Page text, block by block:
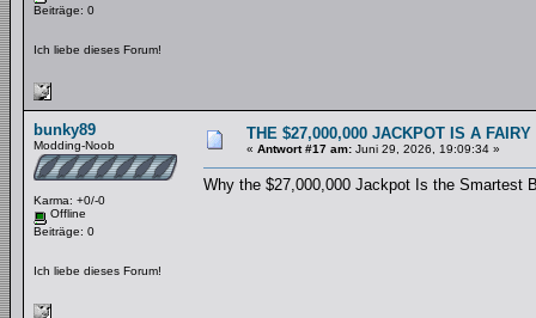
Beiträge: 0
Ich liebe dieses Forum!
bunky89
Modding-Noob
Karma: +0/-0
Offline
Beiträge: 0
Ich liebe dieses Forum!
THE $27,000,000 JACKPOT IS A
« Antwort #17 am: Juni 29, 2026, 19:09:34 »
Why the $27,000,000 Jackpot Is the Smartest